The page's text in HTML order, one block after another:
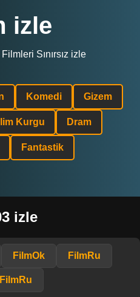
izle
Sınırsız izle
Komedi Gizem
Kurgu Dram
Fantastik
izle
FilmOk FilmRu
FilmRu